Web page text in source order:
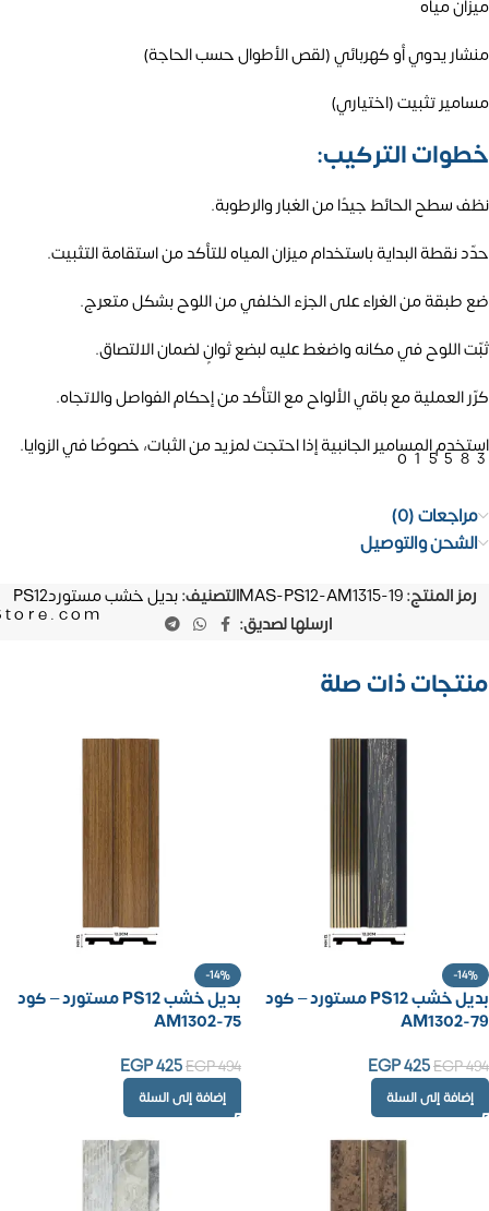
ميزان مياه
منشار يدوي أو كهربائي (لقص الأطوال حسب الحاجة)
مسامير تثبيت (اختياري)
خطوات التركيب:
نظف سطح الحائط جيدًا من الغبار والرطوبة.
حدّد نقطة البداية باستخدام ميزان المياه للتأكد من استقامة التثبيت.
ضع طبقة من الغراء على الجزء الخلفي من اللوح بشكل متعرج.
ثبّت اللوح في مكانه واضغط عليه لبضع ثوانٍ لضمان الالتصاق.
كرّر العملية مع باقي الألواح مع التأكد من إحكام الفواصل والاتجاه.
استخدم المسامير الجانبية إذا احتجت لمزيد من الثبات، خصوصًا في الزوايا.
مراجعات (0)
الشحن والتوصيل
رمز المنتج:MAS-PS12-AM1315-19التصنيف:بديل خشب مستوردPS12
ارسلها لصديق:
منتجات ذات صلة
-14%
بديل خشب PS12 مستورد – كود
AM1302-79
EGP494
EGP425
إضافة إلى السلة
-14%
بديل خشب PS12 مستورد – كود
AM1302-75
EGP494
EGP425
إضافة إلى السلة